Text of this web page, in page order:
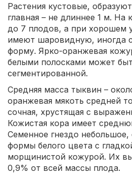
Растения кустовые,
главная – не длиннее 1 м.
до 7 плодов, а при хорошем
имеют шаровидную, иногда
форму. Ярко-оранжевая
белыми полосками может
сегментированной.
Средняя масса тыквин –
оранжевая мякоть средней
сочная, хрустящая с
Кожистая кора имеет
Семенное гнездо небольшое,
формы белого цвета с
морщинистой кожурой. Их
0,9% от всей массы плода.